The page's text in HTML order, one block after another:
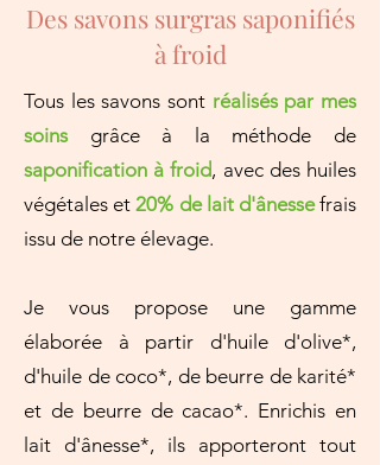
Des savons surgras saponifiés
à froid
Tous les savons sont réalisés par mes
soins grâce à la méthode de
saponification à froid, avec des huiles
végétales et20% de lait d'ânessefrais
issu de notre élevage.
Je vous propose une gamme
élaborée à partir d'huile d'olive*,
d'huile de coco*, de beurre de karité*
et de beurre de cacao*. Enrichis en
lait d'ânesse*, ils apporteront tout